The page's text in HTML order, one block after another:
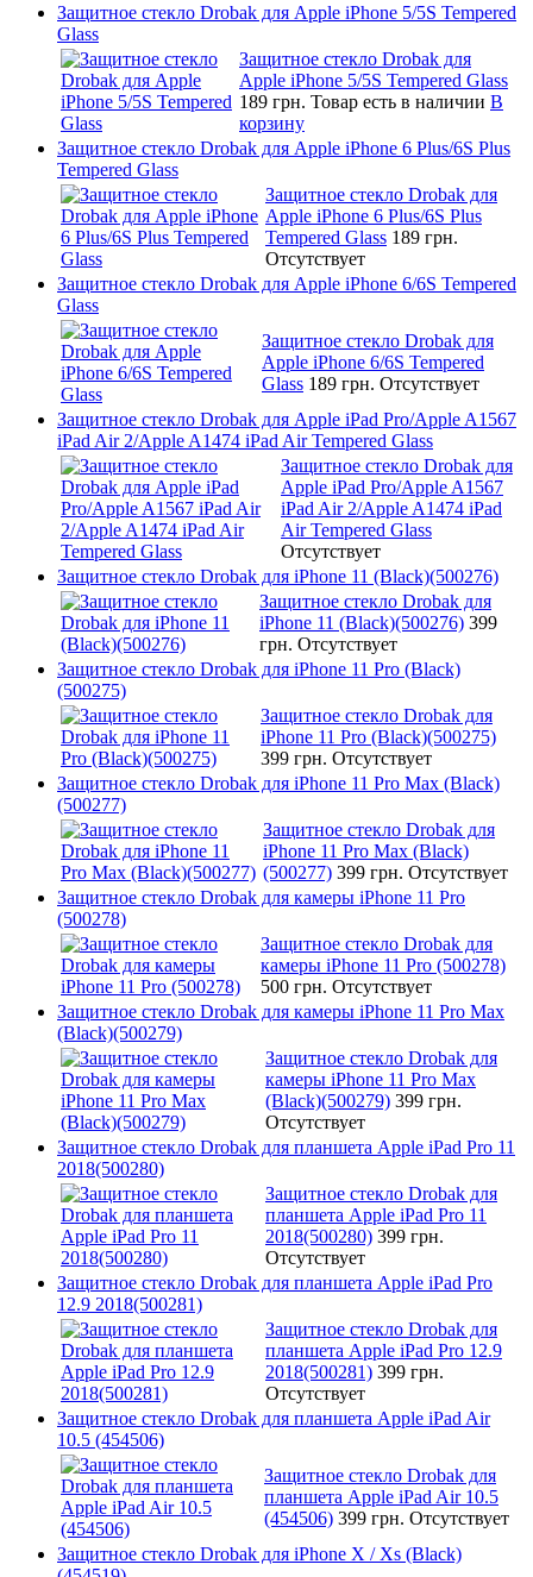
Защитное стекло Drobak для Apple iPhone 5/5S Tempered
Glass
Защитное стекло Drobak для
Apple iPhone 5/5S Tempered Glass
189 грн. Товар есть в наличии В
корзину
Защитное стекло Drobak для Apple iPhone 6 Plus/6S Plus
Tempered Glass
Защитное стекло Drobak для
Apple iPhone 6 Plus/6S Plus
Tempered Glass 189 грн.
Отсутствует
Защитное стекло Drobak для Apple iPhone 6/6S Tempered
Glass
Защитное стекло Drobak для
Apple iPhone 6/6S Tempered
Glass 189 грн. Отсутствует
Защитное стекло Drobak для Apple iPad Pro/Apple A1567
iPad Air 2/Apple A1474 iPad Air Tempered Glass
Защитное стекло Drobak для
Apple iPad Pro/Apple A1567
iPad Air 2/Apple A1474 iPad
Air Tempered Glass
Отсутствует
Защитное стекло Drobak для iPhone 11 (Black)(500276)
Защитное стекло Drobak для
iPhone 11 (Black)(500276) 399
грн. Отсутствует
Защитное стекло Drobak для iPhone 11 Pro (Black)
(500275)
Защитное стекло Drobak для
iPhone 11 Pro (Black)(500275)
399 грн. Отсутствует
Защитное стекло Drobak для iPhone 11 Pro Max (Black)
(500277)
Защитное стекло Drobak для
iPhone 11 Pro Max (Black)
(500277) 399 грн. Отсутствует
Защитное стекло Drobak для камеры iPhone 11 Pro
(500278)
Защитное стекло Drobak для
камеры iPhone 11 Pro (500278)
500 грн. Отсутствует
Защитное стекло Drobak для камеры iPhone 11 Pro Max
(Black)(500279)
Защитное стекло Drobak для
камеры iPhone 11 Pro Max
(Black)(500279) 399 грн.
Отсутствует
Защитное стекло Drobak для планшета Apple iPad Pro 11
2018(500280)
Защитное стекло Drobak для
планшета Apple iPad Pro 11
2018(500280) 399 грн.
Отсутствует
Защитное стекло Drobak для планшета Apple iPad Pro
12.9 2018(500281)
Защитное стекло Drobak для
планшета Apple iPad Pro 12.9
2018(500281) 399 грн.
Отсутствует
Защитное стекло Drobak для планшета Apple iPad Air
10.5 (454506)
Защитное стекло Drobak для
планшета Apple iPad Air 10.5
(454506) 399 грн. Отсутствует
Защитное стекло Drobak для iPhone X / Xs (Black)